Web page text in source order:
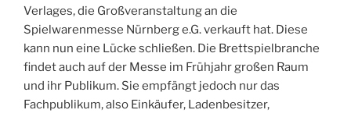
Verlages, die Großveranstaltung an die
Spielwarenmesse Nürnberg e.G. verkauft hat. Diese
kann nun eine Lücke schließen. Die Brettspielbranche
findet auch auf der Messe im Frühjahr großen Raum
und ihr Publikum. Sie empfängt jedoch nur das
Fachpublikum, also Einkäufer, Ladenbesitzer,